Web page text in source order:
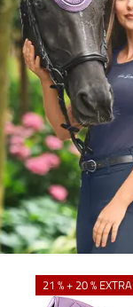
21 % + 20 % EXTRA